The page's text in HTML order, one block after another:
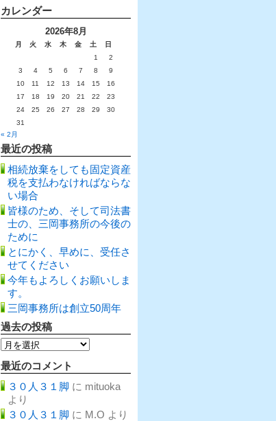
カレンダー
2026年8月
月 火 水 木 金 土
日
1
2
3
4 5 6 7 8
9
10
11 12 13 14 15
16
17
18 19 20 21 22
23
24
25 26 27 28 29
30
31
« 2月
最近の投稿
相続放棄をしても固定資産
税を支払わなければならな
い場合
皆様のため、そして司法書
士の、三岡事務所の今後の
ために
とにかく、早めに、受任さ
せてください
今年もよろしくお願いしま
す。
三岡事務所は創立50周年
過去の投稿
過
去
投
最近のコメント
３０人３１脚 に mituoka
より
３０人３１脚 に M.O より